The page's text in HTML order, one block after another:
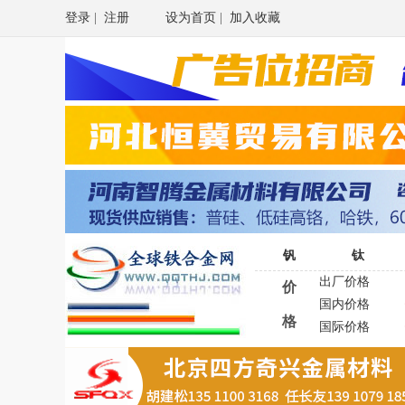
登录 注册 设为首页 加入收藏
钒 钛
价
格
出厂价格
国内价格
国际价格